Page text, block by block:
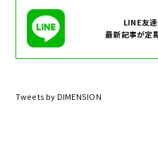
LINE友
最新記事が定
Tweets by DIMENSION